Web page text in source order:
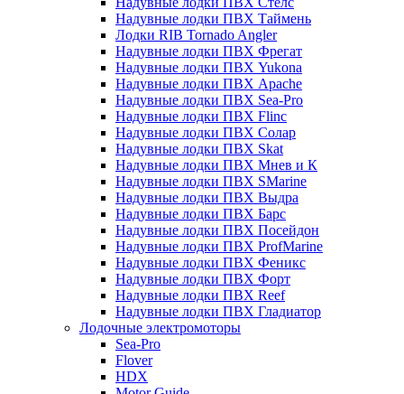
Надувные лодки ПВХ Таймень
Лодки RIB Tornado Angler
Надувные лодки ПВХ Фрегат
Надувные лодки ПВХ Yukona
Надувные лодки ПВХ Apache
Надувные лодки ПВХ Sea-Pro
Надувные лодки ПВХ Flinc
Надувные лодки ПВХ Солар
Надувные лодки ПВХ Skat
Надувные лодки ПВХ Мнев и К
Надувные лодки ПВХ SMarine
Надувные лодки ПВХ Выдра
Надувные лодки ПВХ Барс
Надувные лодки ПВХ Посейдон
Надувные лодки ПВХ ProfMarine
Надувные лодки ПВХ Феникс
Надувные лодки ПВХ Форт
Надувные лодки ПВХ Reef
Надувные лодки ПВХ Гладиатор
Лодочные электромоторы
Sea-Pro
Flover
HDX